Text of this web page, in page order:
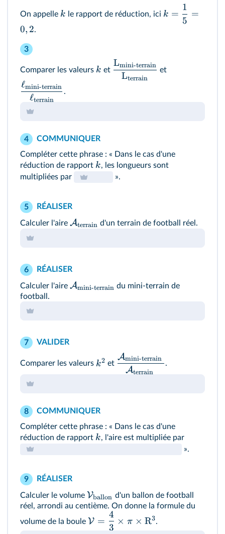
On appelle k le rapport de réduction, ici k =
5
1
=
0, 2.
3
Comparer les valeurs k et
Lterrain
Lmini-terrain
et
ℓterrain
ℓmini-terrain
.
4
COMMUNIQUER
Compléter cette phrase : « Dans le cas d'une
réduction de rapport k, les longueurs sont
multipliées par
».
5 RÉALISER
Calculer l'aire Aterrain d'un terrain de football réel.
6 RÉALISER
Calculer l'aire Amini-terrain du mini-terrain de
football.
7 VALIDER
Comparer les valeurs k2 et
Aterrain
Amini-terrain
.
8
COMMUNIQUER
Compléter cette phrase : « Dans le cas d'une
réduction de rapport k, l'aire est multipliée par
».
9 RÉALISER
Calculer le volume Vballon d'un ballon de football
réel, arrondi au centième. On donne la formule du
volume de la boule V =
3
4
× π × R3.